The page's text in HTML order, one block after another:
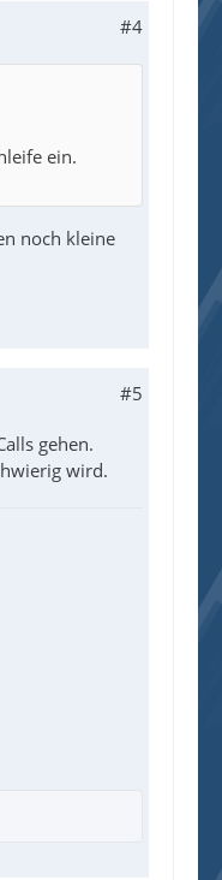
#4
ein.
noch kleine
#5
gehen.
wird.